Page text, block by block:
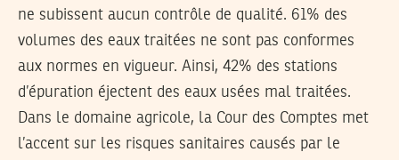
ne subissent aucun contrôle de qualité. 61% des
volumes des eaux traitées ne sont pas conformes
aux normes en vigueur. Ainsi, 42% des stations
d’épuration éjectent des eaux usées mal traitées.
Dans le domaine agricole, la Cour des Comptes met
l’accent sur les risques sanitaires causés par le